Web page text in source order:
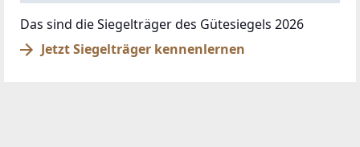
Das sind die Siegelträger des Gütesiegels 2026
Jetzt Siegelträger kennenlernen